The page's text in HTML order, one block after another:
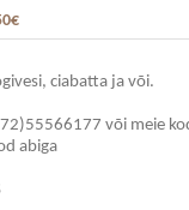
ciabatta ja või.
või meie
abiga